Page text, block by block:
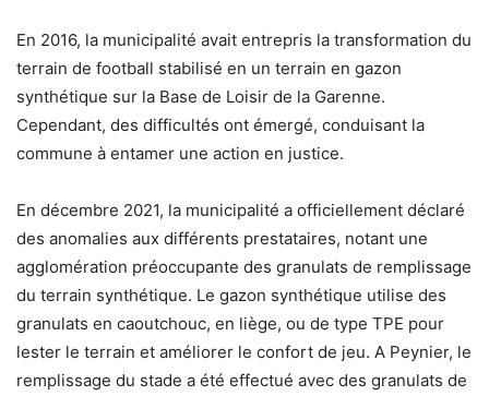
En 2016, la municipalité avait entrepris la transformation du
terrain de football stabilisé en un terrain en gazon
synthétique sur la Base de Loisir de la Garenne.
Cependant, des difficultés ont émergé, conduisant la
commune à entamer une action en justice.
En décembre 2021, la municipalité a officiellement déclaré
des anomalies aux différents prestataires, notant une
agglomération préoccupante des granulats de remplissage
du terrain synthétique. Le gazon synthétique utilise des
granulats en caoutchouc, en liège, ou de type TPE pour
lester le terrain et améliorer le confort de jeu. A Peynier, le
remplissage du stade a été effectué avec des granulats de